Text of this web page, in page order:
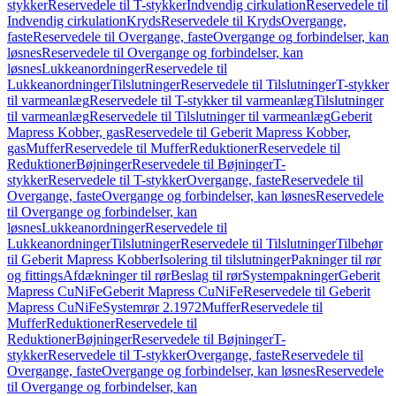
stykkerReservedele til T-stykkerIndvendig cirkulationReservedele til
Indvendig cirkulationKrydsReservedele til KrydsOvergange,
fasteReservedele til Overgange, fasteOvergange og forbindelser, kan
løsnesReservedele til Overgange og forbindelser, kan
løsnesLukkeanordningerReservedele til
LukkeanordningerTilslutningerReservedele til TilslutningerT-stykker
til varmeanlægReservedele til T-stykker til varmeanlægTilslutninger
til varmeanlægReservedele til Tilslutninger til varmeanlægGeberit
Mapress Kobber, gasReservedele til Geberit Mapress Kobber,
gasMufferReservedele til MufferReduktionerReservedele til
ReduktionerBøjningerReservedele til BøjningerT-
stykkerReservedele til T-stykkerOvergange, fasteReservedele til
Overgange, fasteOvergange og forbindelser, kan løsnesReservedele
til Overgange og forbindelser, kan
løsnesLukkeanordningerReservedele til
LukkeanordningerTilslutningerReservedele til TilslutningerTilbehør
til Geberit Mapress KobberIsolering til tilslutningerPakninger til rør
og fittingsAfdækninger til rørBeslag til rørSystempakningerGeberit
Mapress CuNiFeGeberit Mapress CuNiFeReservedele til Geberit
Mapress CuNiFeSystemrør 2.1972MufferReservedele til
MufferReduktionerReservedele til
ReduktionerBøjningerReservedele til BøjningerT-
stykkerReservedele til T-stykkerOvergange, fasteReservedele til
Overgange, fasteOvergange og forbindelser, kan løsnesReservedele
til Overgange og forbindelser, kan